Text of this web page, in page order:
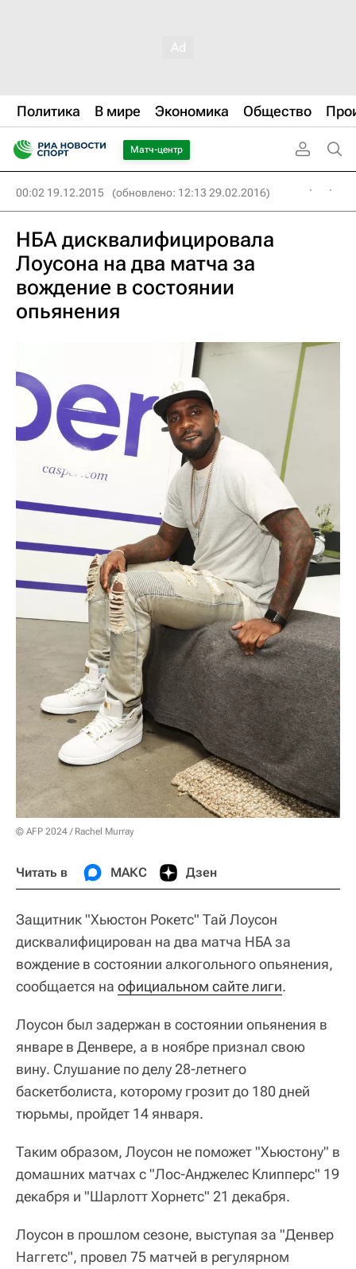
Политика В мире Экономика Общество
Матч-центр
00:02 19.12.2015 (обновлено: 12:13 29.02.2016)
НБА дисквалифицировала
Лоусона на два матча за
вождение в состоянии
опьянения
© AFP 2024 / Rachel Murray
Читать в МАКС Дзен
Защитник "Хьюстон Рокетс" Тай Лоусон
дисквалифицирован на два матча НБА за
вождение в состоянии алкогольного опьянения,
сообщается на официальном сайте лиги.
Лоусон был задержан в состоянии опьянения в
январе в Денвере, а в ноябре признал свою
вину. Слушание по делу 28-летнего
баскетболиста, которому грозит до 180 дней
тюрьмы, пройдет 14 января.
Таким образом, Лоусон не поможет "Хьюстону" в
домашних матчах с "Лос-Анджелес Клипперс" 19
декабря и "Шарлотт Хорнетс" 21 декабря.
Лоусон в прошлом сезоне, выступая за "Денвер
Наггетс", провел 75 матчей в регулярном